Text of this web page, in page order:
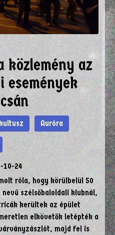
közlemény az
események
Auróra
10-24
róla, hogy körülbelül 50
szélsőbaloldali klubnál,
kerültek az épület
elkövetők letépték a
majd fel is